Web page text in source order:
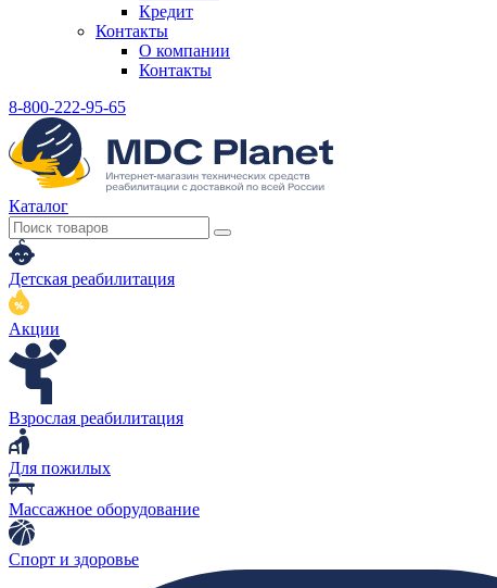
Кредит
Контакты
О компании
Контакты
8-800-222-95-65
Каталог
Детская реабилитация
Акции
Взрослая реабилитация
Для пожилых
Массажное оборудование
Спорт и здоровье